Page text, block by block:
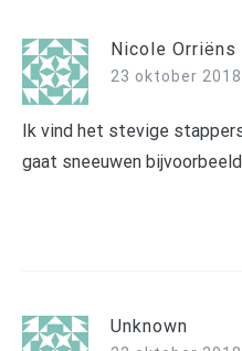
Nicole Orriëns
23 oktober
Ik vind het stevige
gaat sneeuwen
Unknown